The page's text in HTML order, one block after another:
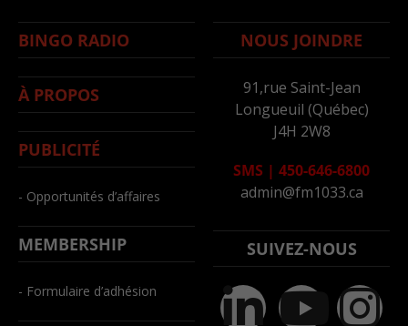
BINGO RADIO
À PROPOS
PUBLICITÉ
- Opportunités d’affaires
MEMBERSHIP
- Formulaire d’adhésion
NOUS JOINDRE
91,rue Saint-Jean
Longueuil (Québec)
J4H 2W8
SMS | 450-646-6800
admin@fm1033.ca
SUIVEZ-NOUS